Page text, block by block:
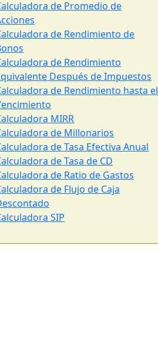
de Promedio de
de Rendimiento de
de Rendimiento
Después de Impuestos
de Rendimiento hasta el
MIRR
de Millonarios
de Tasa Efectiva Anual
de Tasa de CD
de Ratio de Gastos
de Flujo de Caja
SIP